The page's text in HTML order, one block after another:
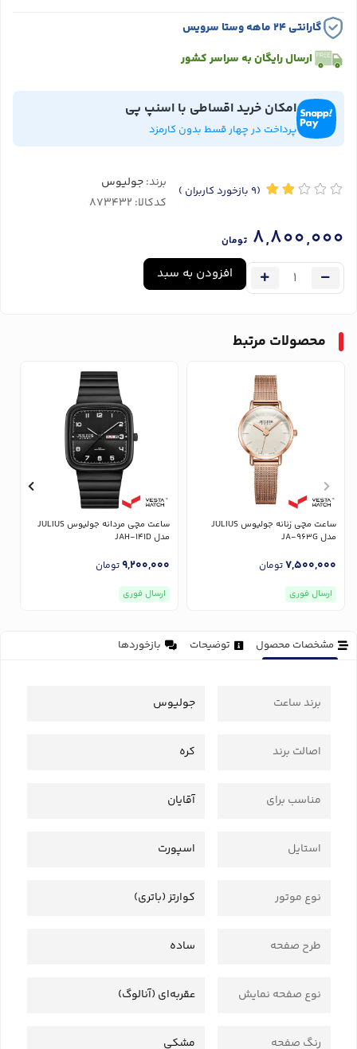
گارانتی ۲۴ ماهه وستا سرویس
ارسال رایگان به سراسر کشور
امکان خرید اقساطی با اسنپ پی
پرداخت در چهار قسط بدون کارمزد
(9 بازخورد کاربران ) برند:جولیوس
کدکالا:
8,800,000 تومان
افزودن به سبد
محصولات مرتبط
ساعت مچی زنانه جولیوس JULIUS
مدل JA-963G
7,500,000تومان
ارسال فوری
ساعت مچی مردانه جولیوس JULIUS
مدل JAH-141D
9,200,000تومان
ارسال فوری
مشخصات محصول توضیحات بازخوردها
برند ساعت جولیوس
اصالت برند کره
مناسب برای آقایان
استایل اسپورت
نوع موتور کوارتز (باتری)
طرح صفحه ساده
نوع صفحه نمایش عقربه‌ای (آنالوگ)
رنگ صفحه مشکی